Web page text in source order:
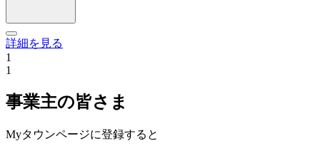
詳細を見る
1
1
事業主の皆さま
Myタウンページに登録すると